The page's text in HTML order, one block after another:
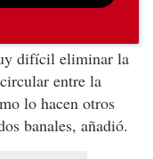
difícil eliminar la
entre la
lo hacen otros
banales, añadió.